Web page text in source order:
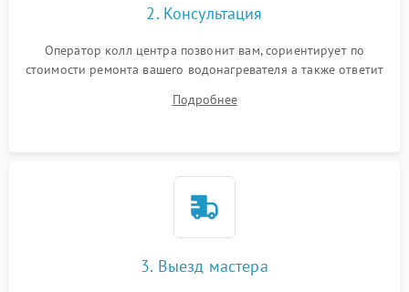
2. Консультация
Оператор колл центра позвонит вам, сориентирует по
стоимости ремонта вашего водонагревателя а также ответит
Подробнее
3. Выезд мастера